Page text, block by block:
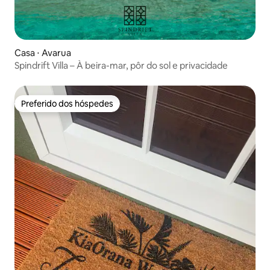
Casa ⋅ Avarua
Spindrift Villa – À beira-mar, pôr do sol e privacidade
Preferido dos hóspedes
Preferido dos hóspedes